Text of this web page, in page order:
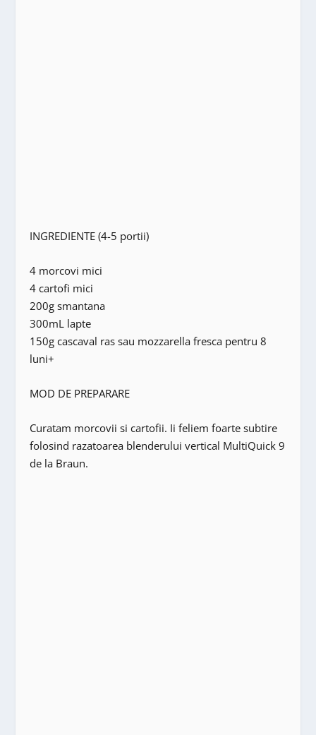
INGREDIENTE (4-5 portii)
4 morcovi mici
4 cartofi mici
200g smantana
300mL lapte
150g cascaval ras sau mozzarella fresca pentru 8
luni+
MOD DE PREPARARE
Curatam morcovii si cartofii. Ii feliem foarte subtire
folosind razatoarea blenderului vertical MultiQuick 9
de la Braun.